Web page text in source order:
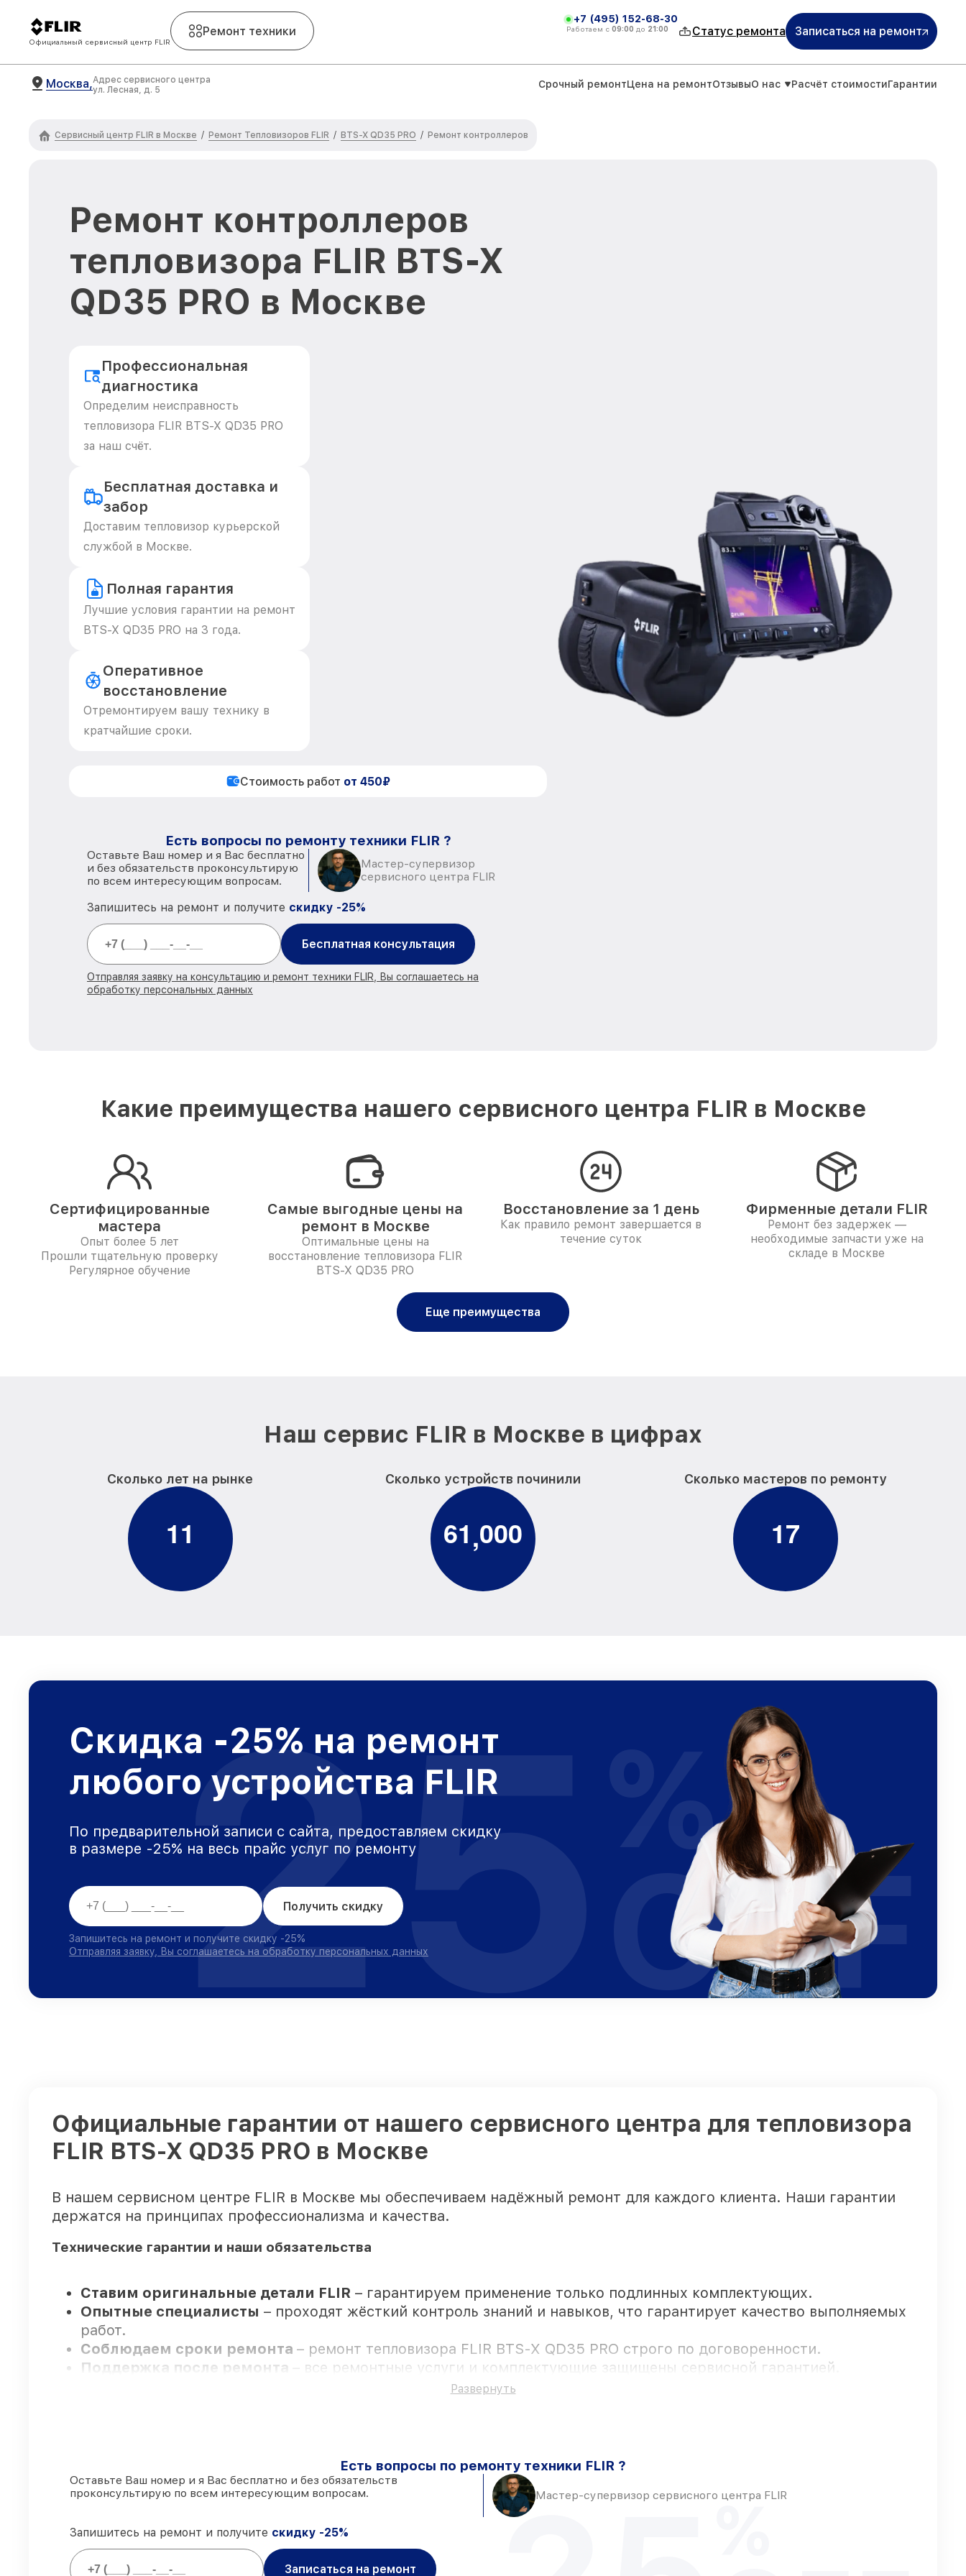
Официальный сервисный центр FLIR
Ремонт техники
+7 (495) 152-68-30
Работаем с 09:00 до 21:00 Статус ремонта Записаться на ремонт
Москва,Адрес сервисного центра
ул. Лесная, д. 5
Срочный ремонтЦена на ремонтОтзывыО нас Расчёт стоимостиГарантии
Сервисный центр FLIR в Москве / Ремонт Тепловизоров FLIR / BTS-X QD35 PRO / Ремонт контроллеров
Ремонт контроллеров
тепловизора FLIR BTS-X
QD35 PRO в Москве
Профессиональная
диагностика
Определим неисправность
тепловизора FLIR BTS-X QD35 PRO
за наш счёт.
Бесплатная доставка и
забор
Доставим тепловизор курьерской
службой в Москве.
Полная гарантия
Лучшие условия гарантии на ремонт
BTS-X QD35 PRO на 3 года.
Оперативное
восстановление
Отремонтируем вашу технику в
кратчайшие сроки.
Стоимость работ от 450₽
Есть вопросы по ремонту техники FLIR ?
Оставьте Ваш номер и я Вас бесплатно
и без обязательств проконсультирую
по всем интересующим вопросам.
Мастер-супервизор
сервисного центра FLIR
Запишитесь на ремонт и получите скидку -25%
Бесплатная консультация
Отправляя заявку на консультацию и ремонт техники FLIR, Вы соглашаетесь на
обработку персональных данных
Какие преимущества нашего сервисного центра FLIR в Москве
Сертифицированные
мастера
Опыт более 5 лет
Прошли тщательную проверку
Регулярное обучение
Самые выгодные цены на
ремонт в Москве
Оптимальные цены на
восстановление тепловизора FLIR
BTS-X QD35 PRO
Восстановление за 1 день
Как правило ремонт завершается в
течение суток
Фирменные детали FLIR
Ремонт без задержек —
необходимые запчасти уже на
складе в Москве
Еще преимущества
Наш сервис FLIR в Москве в цифрах
Сколько лет на рынке
11
Сколько устройств починили
61,000
Сколько мастеров по ремонту
17
Скидка -25% на ремонт
любого устройства FLIR
По предварительной записи с сайта, предоставляем скидку
в размере -25% на весь прайс услуг по ремонту
Получить скидку
Запишитесь на ремонт и получите скидку -25%
Отправляя заявку, Вы соглашаетесь на обработку персональных данных
25 %
OFF
Официальные гарантии от нашего сервисного центра для тепловизора
FLIR BTS-X QD35 PRO в Москве
В нашем сервисном центре FLIR в Москве мы обеспечиваем надёжный ремонт для каждого клиента. Наши гарантии
держатся на принципах профессионализма и качества.
Технические гарантии и наши обязательства
Ставим оригинальные детали FLIR – гарантируем применение только подлинных комплектующих.
Опытные специалисты – проходят жёсткий контроль знаний и навыков, что гарантирует качество выполняемых
работ.
Соблюдаем сроки ремонта – ремонт тепловизора FLIR BTS-X QD35 PRO строго по договоренности.
Поддержка после ремонта
– все ремонтные услуги и комплектующие защищены сервисной гарантией.
заказов выполняем с возможностью личного присутствия владельца
90%комплектующих FLIR готовы к установке в Москве, остальные поступают оперативно
Подлинные запчасти FLIR и надёжные аналоги
– под любые запросы
починок выполняются в тот же день, при незамедлительном начале работ
Развернуть
Есть вопросы по ремонту техники FLIR ?
Оставьте Ваш номер и я Вас бесплатно и без обязательств
проконсультирую по всем интересующим вопросам.
Мастер-супервизор сервисного центра FLIR
Запишитесь на ремонт и получите скидку -25%
Записаться на ремонт